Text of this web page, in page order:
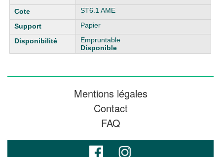
ST6.1 AME
Papier
Empruntable
Disponible
Mentions légales
Contact
FAQ